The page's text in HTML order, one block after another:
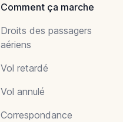
Comment ça marche
Droits des passagers
aériens
Vol retardé
Vol annulé
Correspondance